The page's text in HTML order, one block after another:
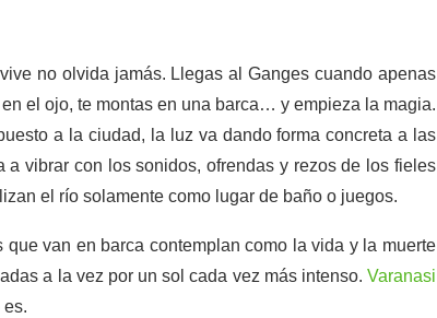
no olvida jamás. Llegas al Ganges cuando apenas
el ojo, te montas en una barca… y empieza la magia.
a la ciudad, la luz va dando forma concreta a las
vibrar con los sonidos, ofrendas y rezos de los fieles
el río solamente como lugar de baño o juegos.
van en barca contemplan como la vida y la muerte
a la vez por un sol cada vez más intenso. Varanasi